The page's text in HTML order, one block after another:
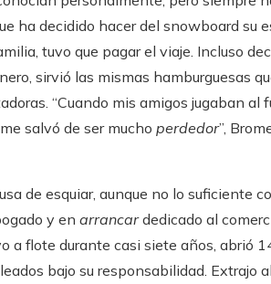
ha decidido hacer del snowboard su
tuvo que pagar el viaje. Incluso
sirvió las mismas hamburguesas
“Cuando mis amigos jugaban al
me salvó de ser mucho perdedor”,
de esquiar, aunque no lo suficiente
y en arrancardedicado al
a flote durante casi siete años, abrió
bajo su responsabilidad. Extrajo